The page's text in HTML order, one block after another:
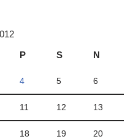
P S N
4 5 6
11 12 13
18 19 20